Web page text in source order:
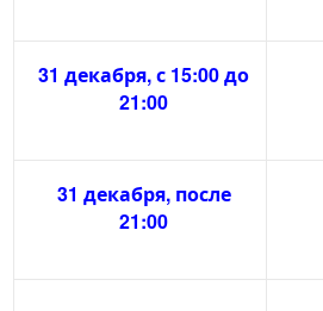
31 декабря, с 15:00 до
21:00
31 декабря, после
21:00